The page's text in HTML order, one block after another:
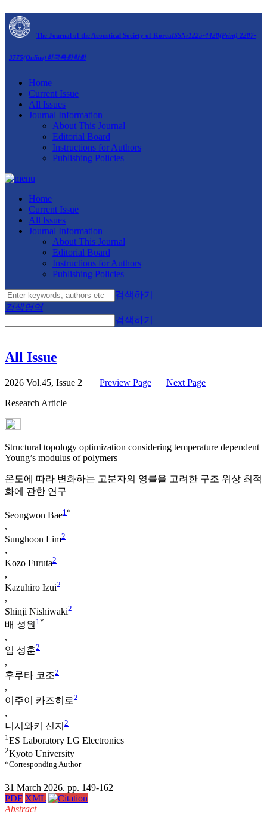
The Journal of the Acoustical Society of KoreaISSN:1225-4428(Print) 2287-
3775(Online) 한국음향학회
Home
Current Issue
All Issues
Journal Information
About This Journal
Editorial Board
Instructions for Authors
Publishing Policies
Home
Current Issue
All Issues
Journal Information
About This Journal
Editorial Board
Instructions for Authors
Publishing Policies
검색하기
검색영역
검색하기
All Issue
2026 Vol.45, Issue 2 Preview Page
Next Page
Research Article
Structural topology optimization considering temperature dependent
Young’s modulus of polymers
온도에 따라 변화하는 고분자의 영률을 고려한 구조 위상 최적
화에 관한 연구
Seongwon Bae1 *
,
Sunghoon Lim2
,
Kozo Furuta2
,
Kazuhiro Izui2
,
Shinji Nishiwaki2
배 성원 1*
,
임 성훈2
,
후루타 코조2
,
이주이 카즈히로2
,
니시와키 신지 2
1 ES Laboratory LG Electronics
2Kyoto University
*Corresponding Author
31 March 2026. pp. 149-162
PDF XML
Abstract